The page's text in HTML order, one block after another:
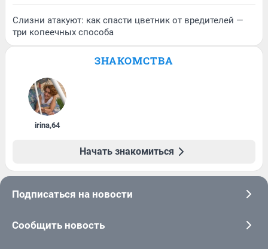
Слизни атакуют: как спасти цветник от вредителей —
три копеечных способа
ЗНАКОМСТВА
irina,64
Начать знакомиться
Подписаться на новости
Сообщить новость